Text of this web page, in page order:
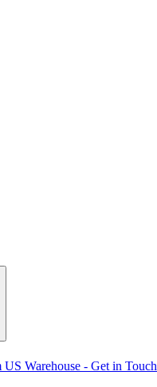
Warehouse - Get in Touch